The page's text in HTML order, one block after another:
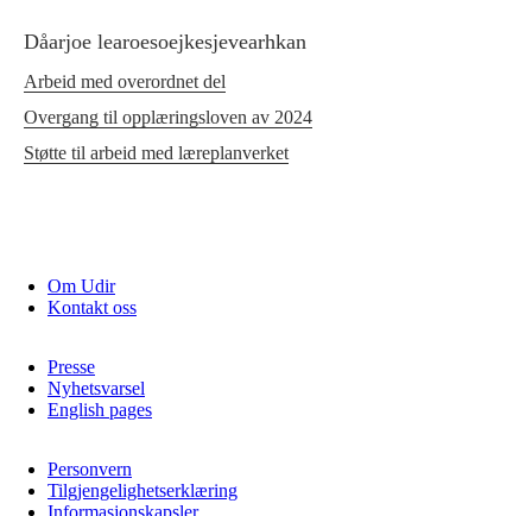
Dåarjoe learoesoejkesjevearhkan
Arbeid med overordnet del
Overgang til opplæringsloven av 2024
Støtte til arbeid med læreplanverket
Om Udir
Kontakt oss
Presse
Nyhetsvarsel
English pages
Personvern
Tilgjengelighetserklæring